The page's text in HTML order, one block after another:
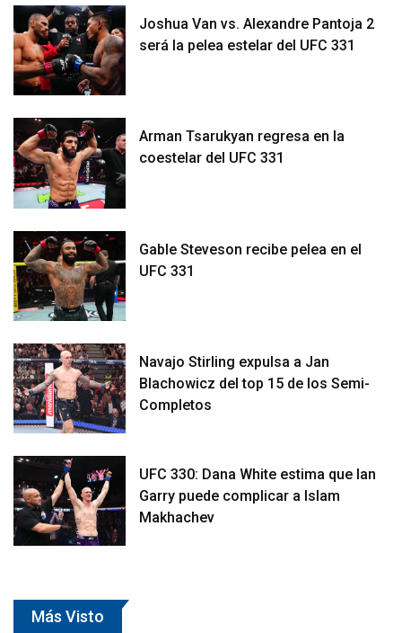
Joshua Van vs. Alexandre Pantoja 2
será la pelea estelar del UFC 331
Arman Tsarukyan regresa en la
coestelar del UFC 331
Gable Steveson recibe pelea en el
UFC 331
Navajo Stirling expulsa a Jan
Blachowicz del top 15 de los Semi-
Completos
UFC 330: Dana White estima que Ian
Garry puede complicar a Islam
Makhachev
Más Visto